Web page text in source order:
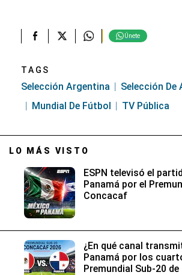
Únete
TAGS
Selección Argentina
Selección De
Mundial De Fútbol
TV Pública
LO MÁS VISTO
ESPN televisó el
Panamá por el
Concacaf
¿En qué canal
Panamá por los
Premundial Sub-20